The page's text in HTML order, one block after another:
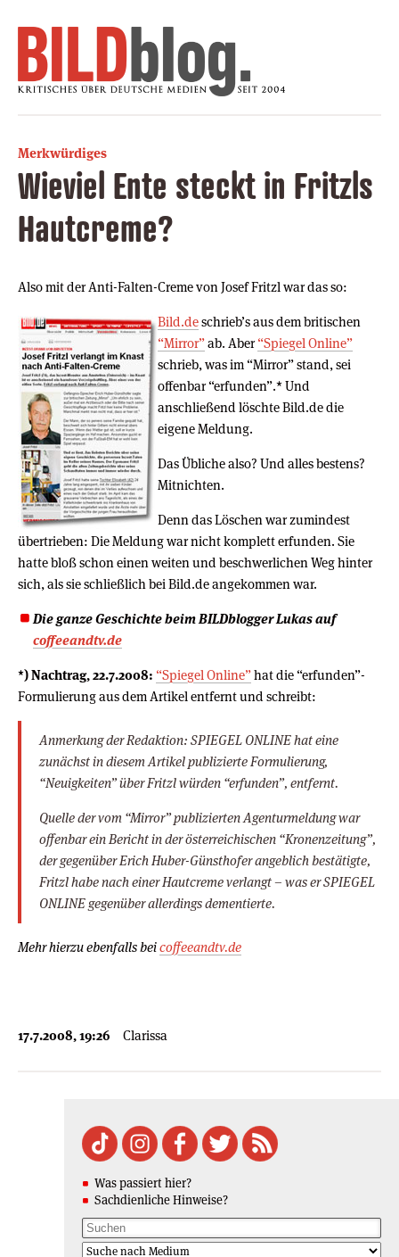
Merkwürdiges
Wieviel Ente steckt in Fritzls
Hautcreme?
Also mit der Anti-Falten-Creme von Josef Fritzl war das so:
Bild.deschrieb’s aus dem britischen
“Mirror”ab. Aber“Spiegel Online”
schrieb, was im “Mirror” stand, sei
offenbar “erfunden”.* Und
anschließend löschte Bild.de die
eigene Meldung.
Das Übliche also? Und alles bestens?
Mitnichten.
Denn das Löschen war zumindest
übertrieben: Die Meldung war nicht komplett erfunden. Sie
hatte bloß schon einen weiten und beschwerlichen Weg hinter
sich, als sie schließlich bei Bild.de angekommen war.
Die ganze Geschichte beim BILDblogger Lukas auf
coffeeandtv.de
*) Nachtrag, 22.7.2008: “Spiegel Online”hat die “erfunden”-
Formulierung aus dem Artikel entfernt und schreibt:
Anmerkung der Redaktion: SPIEGEL ONLINE hat eine
zunächst in diesem Artikel publizierte Formulierung,
“Neuigkeiten” über Fritzl würden “erfunden”, entfernt.
Quelle der vom “Mirror” publizierten Agenturmeldung war
offenbar ein Bericht in der österreichischen “Kronenzeitung”,
der gegenüber Erich Huber-Günsthofer angeblich bestätigte,
Fritzl habe nach einer Hautcreme verlangt – was er SPIEGEL
ONLINE gegenüber allerdings dementierte.
Mehr hierzu ebenfalls beicoffeeandtv.de
17.7.2008, 19:26 Clarissa
Was passiert hier?
Sachdienliche Hinweise?